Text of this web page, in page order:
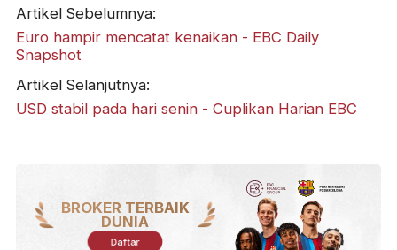
Artikel Sebelumnya:
Euro hampir mencatat kenaikan - EBC Daily
Snapshot
Artikel Selanjutnya:
USD stabil pada hari senin - Cuplikan Harian EBC
BROKER TERBAIK
DUNIA
Daftar